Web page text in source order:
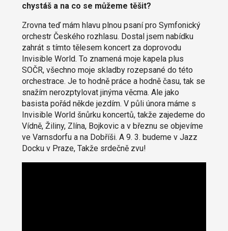
chystáš a na co se můžeme těšit?
Zrovna teď mám hlavu plnou psaní pro Symfonický
orchestr Českého rozhlasu. Dostal jsem nabídku
zahrát s tímto tělesem koncert za doprovodu
Invisible World. To znamená moje kapela plus
SOČR, všechno moje skladby rozepsané do této
orchestrace. Je to hodně práce a hodně času, tak se
snažím nerozptylovat jinýma věcma. Ale jako
basista pořád někde jezdím. V půli února máme s
Invisible World šnůrku koncertů, takže zajedeme do
Vídně, Žiliny, Zlína, Bojkovic a v březnu se objevíme
ve Varnsdorfu a na Dobříši. A 9. 3. budeme v Jazz
Docku v Praze, Takže srdečně zvu!